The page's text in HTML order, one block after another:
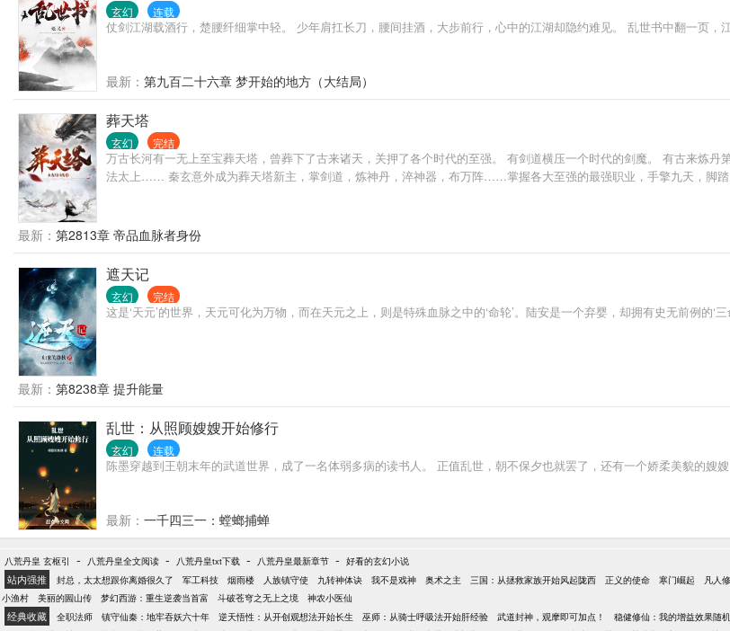
玄幻 连载
仗剑江湖载酒行，楚腰纤细掌中轻。 少年肩扛长刀，腰间挂酒，大步前行，心中的江湖却隐约难见。 乱世书中翻一页，
最新： 第九百二十六章 梦开始的地方（大结局）
葬天塔
玄幻 完结
万古长河有一无上至宝葬天塔，曾葬下了古来诸天，关押了各个时代的至强。 有剑道横压一个时代的剑魔。 有古来炼
法太上…… 秦玄意外成为葬天塔新主，掌剑道，炼神丹，淬神器，布万阵……掌握各大至强的最强职业，手擎九天，脚踏
最新： 第2813章 帝品血脉者身份
遮天记
玄幻 完结
这是‘天元’的世界，天元可化为万物，而在天元之上，则是特殊血脉之中的‘命轮’。陆安是一个弃婴，却拥有史无前例的
最新： 第8238章 提升能量
乱世：从照顾嫂嫂开始修行
玄幻 连载
陈墨穿越到王朝末年的武道世界，成了一名体弱多病的读书人。 正值乱世，朝不保夕也就罢了，还有一个娇柔美貌的
最新： 一千四三一：螳螂捕蝉
八荒丹皇 玄枢引 - 八荒丹皇全文阅读 - 八荒丹皇txt下载 - 八荒丹皇最新章节 - 好看的玄幻小说
站内强推 封总，太太想跟你离婚很久了 军工科技 烟雨楼 人族镇守使 九转神体诀 我不是戏神 奥术之主 三国：从拯救家族开始风起陇西 正义的使命 寒门崛起 凡人
小渔村
美丽的圌山传 梦幻西游：重生逆袭当首富 斗破苍穹之无上之境 神农小医仙
经典收藏 全职法师 镇守仙秦：地牢吞妖六十年 逆天悟性：从开创观想法开始长生 巫师：从骑士呼吸法开始肝经验 武道封神，观摩即可加点！ 稳健修仙：我的增益效果随